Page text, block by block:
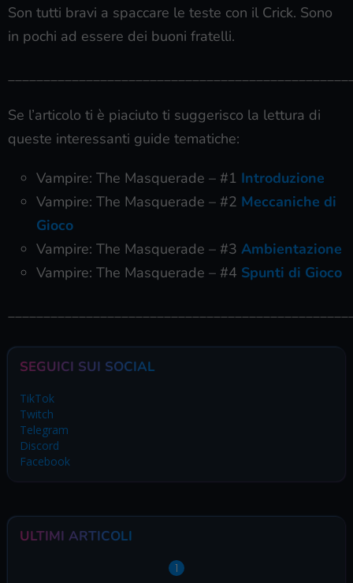
Son tutti bravi a spaccare le teste con il Crick. Sono
in pochi ad essere dei buoni fratelli.
Se l’articolo ti è piaciuto ti suggerisco la lettura di
queste interessanti guide tematiche:
Vampire: The Masquerade – #1 Introduzione
Vampire: The Masquerade – #2 Meccaniche di
Gioco
Vampire: The Masquerade – #3 Ambientazione
Vampire: The Masquerade – #4 Spunti di Gioco
SEGUICI SUI SOCIAL
TikTok
Twitch
Telegram
Discord
Facebook
ULTIMI ARTICOLI